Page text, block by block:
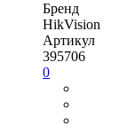
Бренд
HikVision
Артикул
395706
0